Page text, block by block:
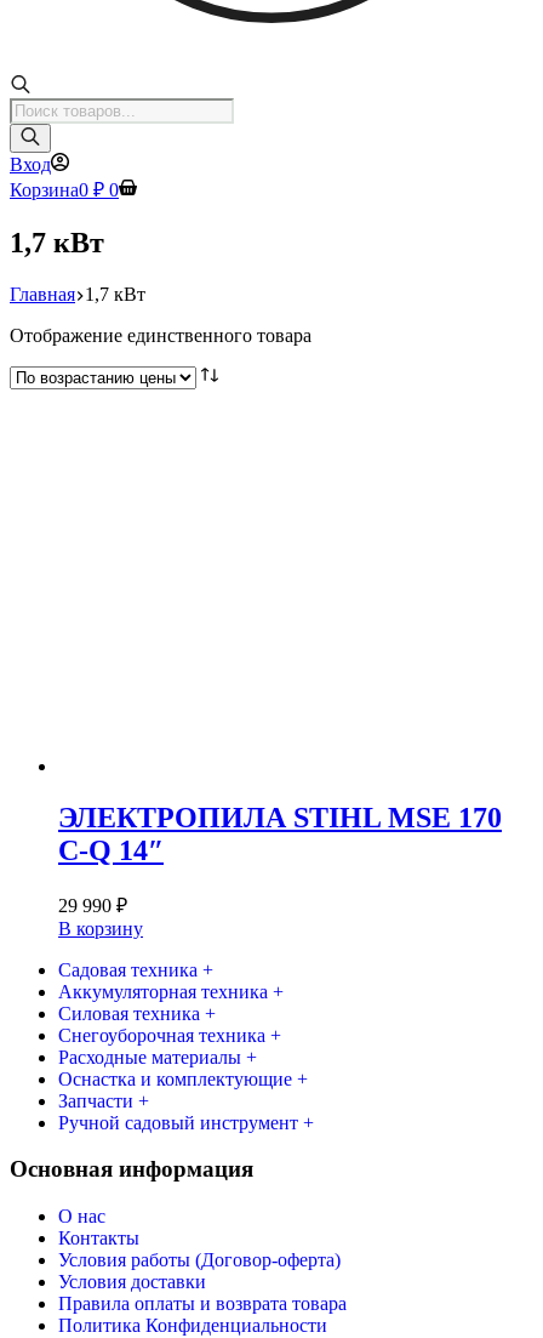
Поиск
товаров
Вход
Корзина0 ₽ 0
1,7 кВт
Главная 1,7 кВт
Отображение единственного товара
ЭЛЕКТРОПИЛА STIHL MSE 170
C-Q 14″
29 990 ₽
В корзину
Садовая техника +
Аккумуляторная техника +
Силовая техника +
Снегоуборочная техника +
Расходные материалы +
Оснастка и комплектующие +
Запчасти +
Ручной садовый инструмент +
Основная информация
О нас
Контакты
Условия работы (Договор-оферта)
Условия доставки
Правила оплаты и возврата товара
Политика Конфиденциальности